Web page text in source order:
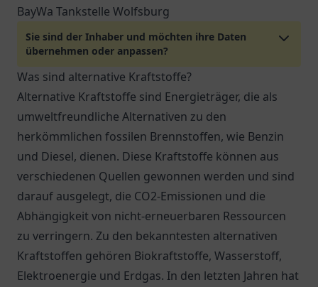
BayWa Tankstelle Wolfsburg
Sie sind der Inhaber und möchten ihre Daten
übernehmen oder anpassen?
Was sind alternative Kraftstoffe?
Alternative Kraftstoffe sind Energieträger, die als
umweltfreundliche Alternativen zu den
herkömmlichen fossilen Brennstoffen, wie Benzin
und Diesel, dienen. Diese Kraftstoffe können aus
verschiedenen Quellen gewonnen werden und sind
darauf ausgelegt, die CO2-Emissionen und die
Abhängigkeit von nicht-erneuerbaren Ressourcen
zu verringern. Zu den bekanntesten alternativen
Kraftstoffen gehören Biokraftstoffe, Wasserstoff,
Elektroenergie und Erdgas. In den letzten Jahren hat